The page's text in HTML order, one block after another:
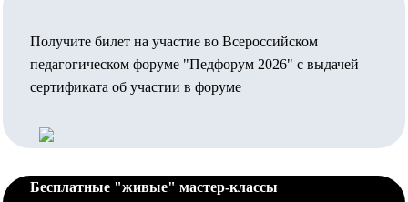
Получите билет на участие во Всероссийском
педагогическом форуме "Педфорум 2026" с выдачей
сертификата об участии в форуме
Бесплатные "живые" мастер-классы